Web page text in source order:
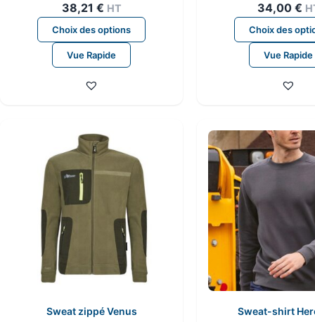
38,21 € HT
Choix des options
Ce
produit
sur
la
page
du
produit
Vue Rapide
34,00 €
Choix des
Vue Rapide
Sweat zippé Venus Sweat-shirt